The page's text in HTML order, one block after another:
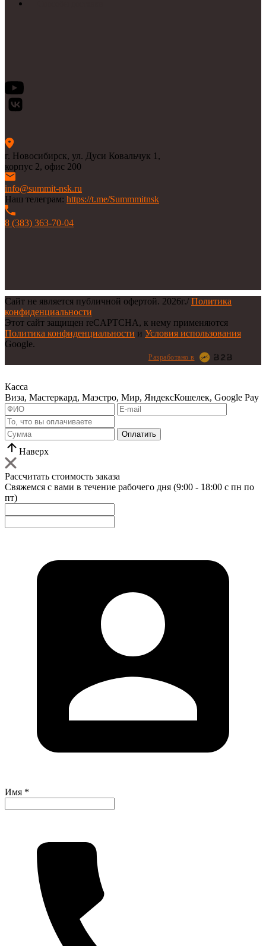
г. Новосибирск, ул. Дуси Ковальчук 1,
корпус 2, офис 200
info@summit-nsk.ru
Наш телеграм: https://t.me/Summmitnsk
8 (383) 363-70-04
Сайт не является публичной офертой. 2026г./ Политика
конфиденциальности
Этот сайт защищен reCAPTCHA, к нему применяются
Политика конфиденциальности и Условия использования
Google.
Разработано в
Касса
Виза, Мастеркард, Маэстро, Мир, ЯндексКошелек, Google Pay
Оплатить
Наверх
Рассчитать стоимость заказа
Свяжемся с вами в течение рабочего дня (9:00 - 18:00 с пн по
пт)
Имя *